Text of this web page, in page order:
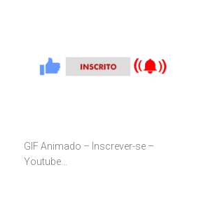
GIF Animado – Inscrever-se –
Youtube…